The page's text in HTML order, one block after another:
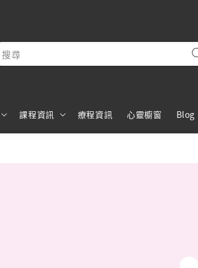
搜尋
課程資訊 療程資訊 心靈櫥窗 Blog